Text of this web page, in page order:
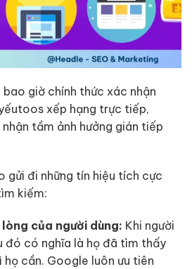
giờ chính thức xác nhận
xếp hạng trực tiếp,
tầm ảnh hưởng gián tiếp
gửi đi những tín hiệu tích cực
kiếm:
lòng của người dùng: Khi người
đó có nghĩa là họ đã tìm thấy
họ cần. Google luôn ưu tiên